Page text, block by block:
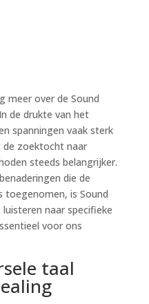
meer over de Sound
de drukte van het
spanningen vaak sterk
de zoektocht naar
steeds belangrijker.
die de
is Sound
naar specifieke
voor ons
taal